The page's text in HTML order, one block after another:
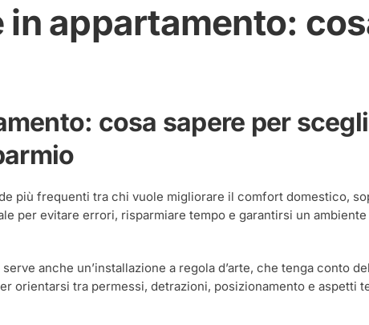
appartamento:
cosa sapere per
più frequenti tra chi vuole migliorare il comfort domestico,
per evitare errori, risparmiare tempo e garantirsi un
serve anche un’installazione a regola d’arte, che tenga conto
orientarsi tra permessi, detrazioni, posizionamento e aspetti